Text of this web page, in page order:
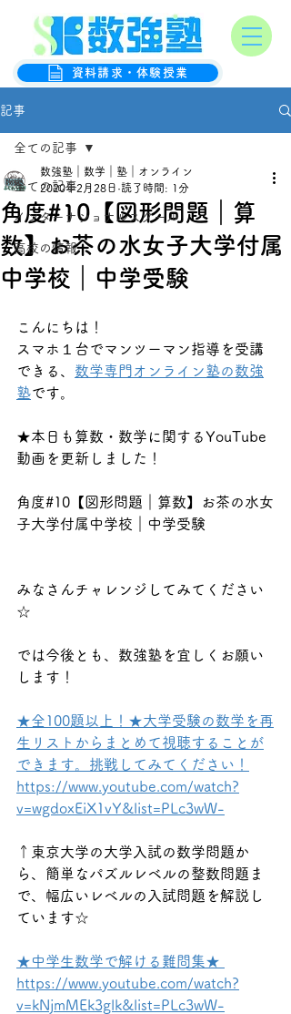
数強塾
オンライン数学克服塾
資料請求・体験授業
記事
全ての記事
インターナショナルスクール
高校の情報
全ての記事
角度#10【図形問題｜算
数】お茶の水女子大学付属
中学校｜中学受験
数強塾｜数学｜塾｜オンライン
2020年2月28日 読了時間: 1分
こんにちは！
スマホ１台でマンツーマン指導を受講
できる、 数学専門オンライン塾の数強
塾です。
★本日も算数・数学に関するYouTube
動画を更新しました！
角度#10【図形問題｜算数】お茶の水女
子大学付属中学校｜中学受験
みなさんチャレンジしてみてください
☆
では今後とも、数強塾を宜しくお願い
します！
★全100題以上！★大学受験の数学を再
生リストからまとめて視聴することが
できます。挑戦してみてください！
https://www.youtube.com/watch?
v=wgdoxEiX1vY&list=PLc3wW-
↑東京大学の大学入試の数学問題か
ら、簡単なパズルレベルの整数問題ま
で、幅広いレベルの入試問題を解説し
ています☆
★中学生数学で解ける難問集★
https://www.youtube.com/watch?
v=kNjmMEk3glk&list=PLc3wW-